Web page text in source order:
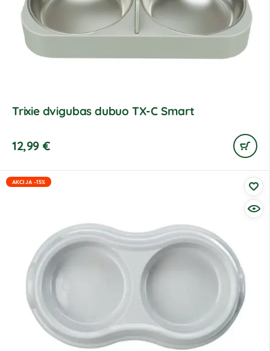
Trixie dvigubas dubuo TX-C Smart
12,99 €
AKCIJA -15%